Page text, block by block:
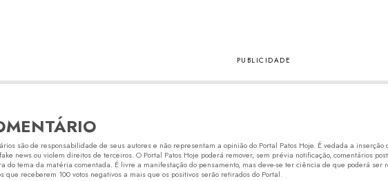
são de responsabilidade de seus autores e não representam a opinião do Portal Patos Hoje. É vedada a
news ou violem direitos de terceiros. O Portal Patos Hoje poderá remover, sem prévia notificação, comentários
do tema da matéria comentada. É livre a manifestação do pensamento, mas deve-se ter ciência de que poderá
que receberem 100 votos negativos a mais que os positivos serão retirados do Portal.